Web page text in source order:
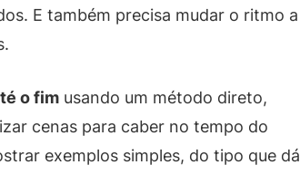
E também precisa mudar o ritmo a
o fim usando um método direto,
cenas para caber no tempo do
exemplos simples, do tipo que dá